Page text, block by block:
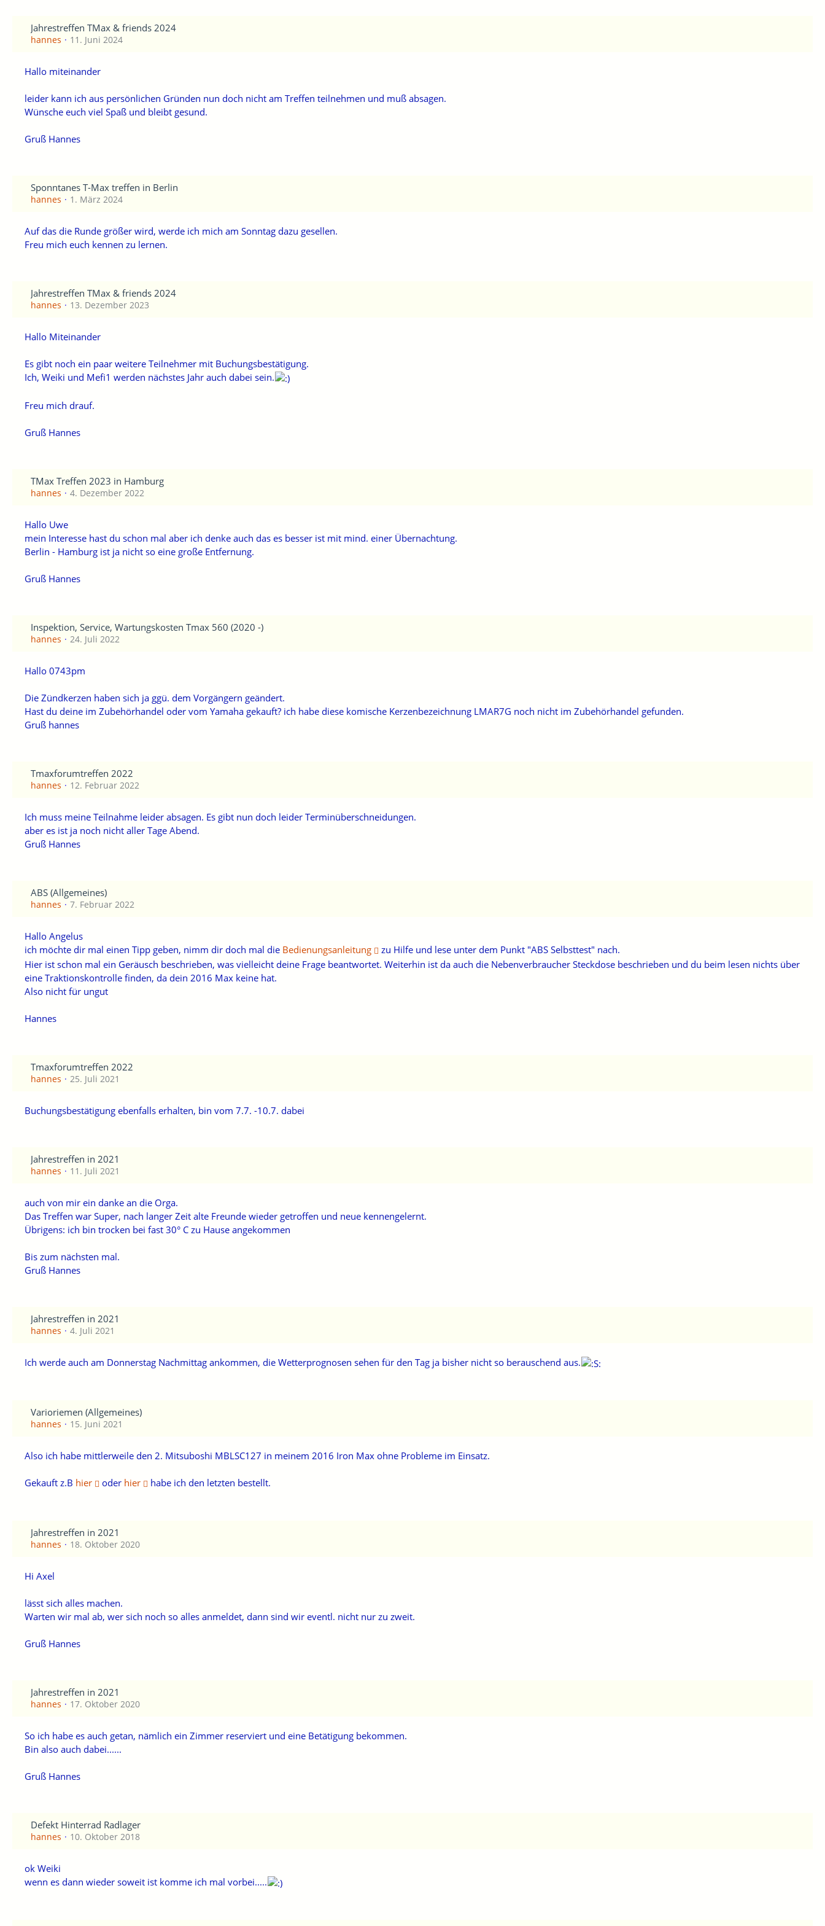
Jahrestreffen TMax & friends 2024
hannes 11. Juni 2024
Hallo miteinander
leider kann ich aus persönlichen Gründen nun doch nicht am Treffen teilnehmen und muß absagen.
Wünsche euch viel Spaß und bleibt gesund.
Gruß Hannes
Sponntanes T-Max treffen in Berlin
hannes 1. März 2024
Auf das die Runde größer wird, werde ich mich am Sonntag dazu gesellen.
Freu mich euch kennen zu lernen.
Jahrestreffen TMax & friends 2024
hannes 13. Dezember 2023
Hallo Miteinander
Es gibt noch ein paar weitere Teilnehmer mit Buchungsbestätigung.
Ich, Weiki und Mefi1 werden nächstes Jahr auch dabei sein.
Freu mich drauf.
Gruß Hannes
TMax Treffen 2023 in Hamburg
hannes 4. Dezember 2022
Hallo Uwe
mein Interesse hast du schon mal aber ich denke auch das es besser ist mit mind. einer Übernachtung.
Berlin - Hamburg ist ja nicht so eine große Entfernung.
Gruß Hannes
Inspektion, Service, Wartungskosten Tmax 560 (2020 -)
hannes 24. Juli 2022
Hallo 0743pm
Die Zündkerzen haben sich ja ggü. dem Vorgängern geändert.
Hast du deine im Zubehörhandel oder vom Yamaha gekauft? ich habe diese komische Kerzenbezeichnung LMAR7G noch nicht im Zubehörhandel gefunden.
Gruß hannes
Tmaxforumtreffen 2022
hannes 12. Februar 2022
Ich muss meine Teilnahme leider absagen. Es gibt nun doch leider Terminüberschneidungen.
aber es ist ja noch nicht aller Tage Abend.
Gruß Hannes
ABS (Allgemeines)
hannes 7. Februar 2022
Hallo Angelus
ich möchte dir mal einen Tipp geben, nimm dir doch mal die Bedienungsanleitung
zu Hilfe und lese unter dem Punkt "ABS Selbsttest" nach.
Hier ist schon mal ein Geräusch beschrieben, was vielleicht deine Frage beantwortet. Weiterhin ist da auch die Nebenverbraucher Steckdose beschrieben und du beim lesen nichts über
eine Traktionskontrolle finden, da dein 2016 Max keine hat.
Also nicht für ungut
Hannes
Tmaxforumtreffen 2022
hannes 25. Juli 2021
Buchungsbestätigung ebenfalls erhalten, bin vom 7.7. -10.7. dabei
Jahrestreffen in 2021
hannes 11. Juli 2021
auch von mir ein danke an die Orga.
Das Treffen war Super, nach langer Zeit alte Freunde wieder getroffen und neue kennengelernt.
Übrigens: ich bin trocken bei fast 30° C zu Hause angekommen
Bis zum nächsten mal.
Gruß Hannes
Jahrestreffen in 2021
hannes 4. Juli 2021
Ich werde auch am Donnerstag Nachmittag ankommen, die Wetterprognosen sehen für den Tag ja bisher nicht so berauschend aus.
Varioriemen (Allgemeines)
hannes 15. Juni 2021
Also ich habe mittlerweile den 2. Mitsuboshi MBLSC127 in meinem 2016 Iron Max ohne Probleme im Einsatz.
Gekauft z.B hier oder hier habe ich den letzten bestellt.
Jahrestreffen in 2021
hannes 18. Oktober 2020
Hi Axel
lässt sich alles machen.
Warten wir mal ab, wer sich noch so alles anmeldet, dann sind wir eventl. nicht nur zu zweit.
Gruß Hannes
Jahrestreffen in 2021
hannes 17. Oktober 2020
So ich habe es auch getan, nämlich ein Zimmer reserviert und eine Betätigung bekommen.
Bin also auch dabei......
Gruß Hannes
Defekt Hinterrad Radlager
hannes 10. Oktober 2018
ok Weiki
wenn es dann wieder soweit ist komme ich mal vorbei.....